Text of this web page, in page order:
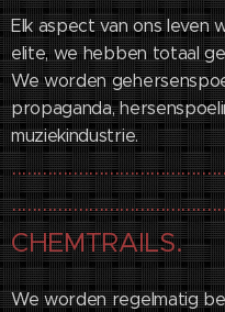
Elk aspect van ons
elite, we hebben totaal
We worden
propaganda,
muziekindustrie.
CHEMTRAILS.
We worden regelmatig